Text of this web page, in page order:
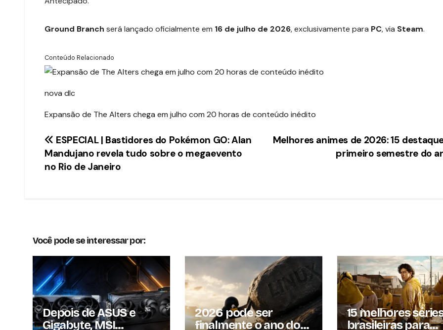
Ground Branch será lançado oficialmente em 16 de julho de 2026, exclusivamente para PC, via Steam.
Conteúdo Relacionado
nova dlc
Expansão de The Alters chega em julho com 20 horas de conteúdo inédito
Navegação
de
Melhores animes de 2026: 15
primeiro semestre do
ESPECIAL | Bastidores do Pokémon GO: Alan
Mandujano revela tudo sobre o megaevento
no Rio de Janeiro
Você pode se interessar por:
Depois de ASUS e
Gigabyte, MSI
2026 pode ser
finalmente o ano do
15 melhores
brasileiras para